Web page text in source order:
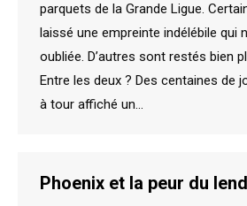
parquets de la Grande Ligue.
laissé une empreinte indélébile qui
oubliée. D’autres sont restés bien
Entre les deux ? Des centaines de
à tour affiché un…
Phoenix et la peur du